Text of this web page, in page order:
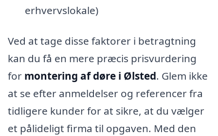
erhvervslokale)
Ved at tage disse faktorer i betragtning
kan du få en mere præcis prisvurdering
for montering af døre i Ølsted. Glem ikke
at se efter anmeldelser og referencer fra
tidligere kunder for at sikre, at du vælger
et pålideligt firma til opgaven. Med den